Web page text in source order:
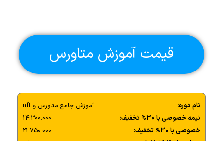
قیمت آموزش متاورس
نام دوره:
آموزش جامع متاورس و nft
نیمه خصوصی با 30% تخفیف:
14.300.000
خصوصی با 30% تخفیف:
21.750.000